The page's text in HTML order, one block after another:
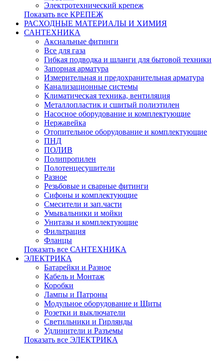
Электротехнический крепеж
Показать все КРЕПЕЖ
РАСХОДНЫЕ МАТЕРИАЛЫ И ХИМИЯ
САНТЕХНИКА
Аксиальные фитинги
Все для газа
Гибкая подводка и шланги для бытовой техники
Запорная арматура
Измерительная и предохранительная арматура
Канализационные системы
Климатическая техника, вентиляция
Металлопластик и сшитый полиэтилен
Насосное оборудование и комплектующие
Нержавейка
Отопительное оборудование и комплектующие
ПНД
ПОЛИВ
Полипропилен
Полотенцесушители
Разное
Резьбовые и сварные фитинги
Сифоны и комплектующие
Смесители и зап.части
Умывальники и мойки
Унитазы и комплектующие
Фильтрация
Фланцы
Показать все САНТЕХНИКА
ЭЛЕКТРИКА
Батарейки и Разное
Кабель и Монтаж
Коробки
Лампы и Патроны
Модульное оборудование и Щиты
Розетки и выключатели
Светильники и Гирлянды
Удлинители и Разъемы
Показать все ЭЛЕКТРИКА